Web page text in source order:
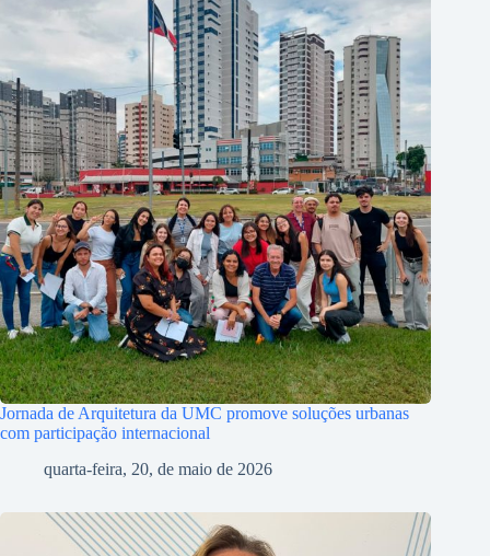
Jornada de Arquitetura da UMC promove soluções urbanas
com participação internacional
quarta-feira, 20, de maio de 2026